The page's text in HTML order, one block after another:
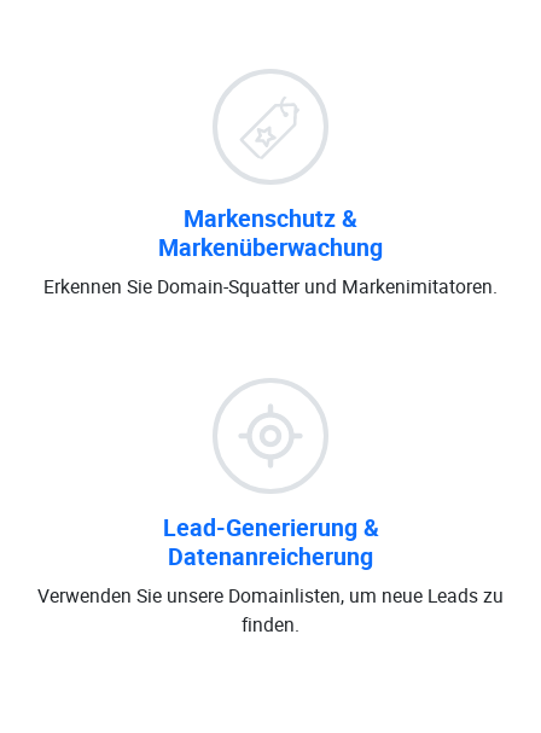
Markenschutz &
Markenüberwachung
Erkennen Sie Domain-Squatter und Markenimitatoren.
Lead-Generierung &
Datenanreicherung
Verwenden Sie unsere Domainlisten, um neue Leads zu
finden.